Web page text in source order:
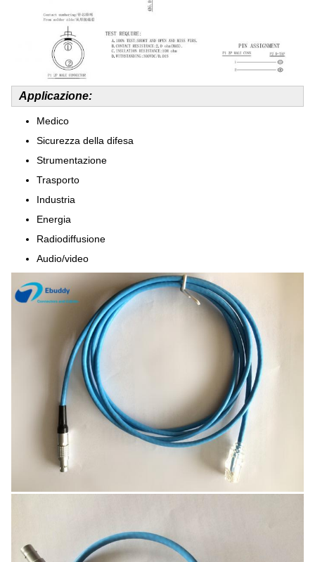
Applicazione:
Medico
Sicurezza della difesa
Strumentazione
Trasporto
Industria
Energia
Radiodiffusione
Audio/video